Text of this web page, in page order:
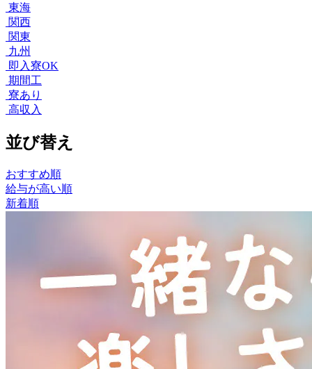
東海
関西
関東
九州
即入寮OK
期間工
寮あり
高収入
並び替え
おすすめ順
給与が高い順
新着順